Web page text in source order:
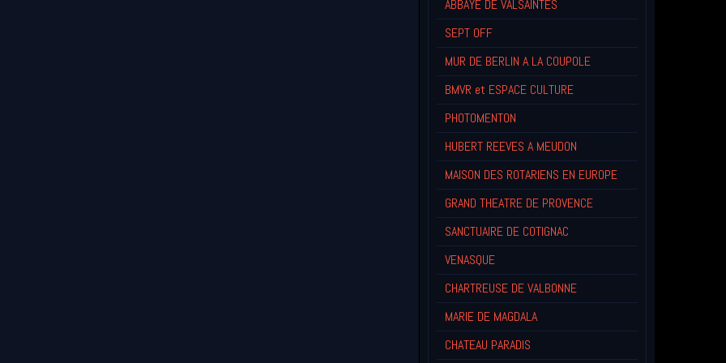
ABBAYE DE VALSAINTES
SEPT OFF
MUR DE BERLIN A LA COUPOLE
BMVR et ESPACE CULTURE
PHOTOMENTON
HUBERT REEVES A MEUDON
MAISON DES ROTARIENS EN EUROPE
GRAND THEATRE DE PROVENCE
SANCTUAIRE DE COTIGNAC
VENASQUE
CHARTREUSE DE VALBONNE
MARIE DE MAGDALA
CHATEAU PARADIS